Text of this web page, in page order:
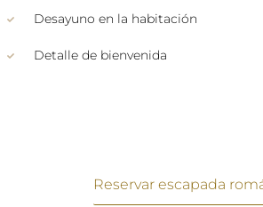
Desayuno en la habitación
Detalle de bienvenida
Reservar escapada